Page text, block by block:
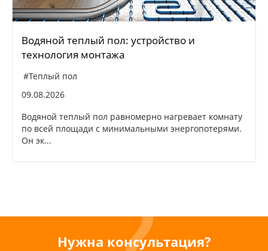
Водяной теплый пол: устройство и
технология монтажа
#Теплый пол
09.08.2026
Водяной теплый пол равномерно нагревает комнату
по всей площади с минимальными энергопотерями.
Он эк...
Нужна консультация?